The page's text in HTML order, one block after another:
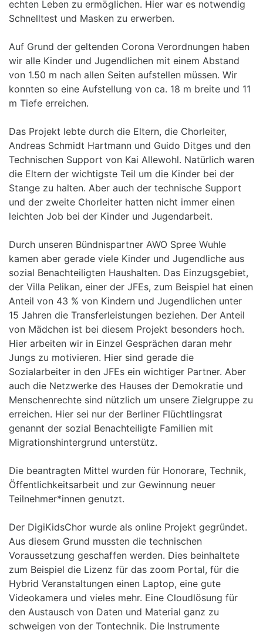
echten Leben zu ermöglichen. Hier war es notwendig
Schnelltest und Masken zu erwerben.
Auf Grund der geltenden Corona Verordnungen haben
wir alle Kinder und Jugendlichen mit einem Abstand
von 1.50 m nach allen Seiten aufstellen müssen. Wir
konnten so eine Aufstellung von ca. 18 m breite und 11
m Tiefe erreichen.
Das Projekt lebte durch die Eltern, die Chorleiter,
Andreas Schmidt Hartmann und Guido Ditges und den
Technischen Support von Kai Allewohl. Natürlich waren
die Eltern der wichtigste Teil um die Kinder bei der
Stange zu halten. Aber auch der technische Support
und der zweite Chorleiter hatten nicht immer einen
leichten Job bei der Kinder und Jugendarbeit.
Durch unseren Bündnispartner AWO Spree Wuhle
kamen aber gerade viele Kinder und Jugendliche aus
sozial Benachteiligten Haushalten. Das Einzugsgebiet,
der Villa Pelikan, einer der JFEs, zum Beispiel hat einen
Anteil von 43 % von Kindern und Jugendlichen unter
15 Jahren die Transferleistungen beziehen. Der Anteil
von Mädchen ist bei diesem Projekt besonders hoch.
Hier arbeiten wir in Einzel Gesprächen daran mehr
Jungs zu motivieren. Hier sind gerade die
Sozialarbeiter in den JFEs ein wichtiger Partner. Aber
auch die Netzwerke des Hauses der Demokratie und
Menschenrechte sind nützlich um unsere Zielgruppe zu
erreichen. Hier sei nur der Berliner Flüchtlingsrat
genannt der sozial Benachteiligte Familien mit
Migrationshintergrund unterstütz.
Die beantragten Mittel wurden für Honorare, Technik,
Öffentlichkeitsarbeit und zur Gewinnung neuer
Teilnehmer*innen genutzt.
Der DigiKidsChor wurde als online Projekt gegründet.
Aus diesem Grund mussten die technischen
Voraussetzung geschaffen werden. Dies beinhaltete
zum Beispiel die Lizenz für das zoom Portal, für die
Hybrid Veranstaltungen einen Laptop, eine gute
Videokamera und vieles mehr. Eine Cloudlösung für
den Austausch von Daten und Material ganz zu
schweigen von der Tontechnik. Die Instrumente